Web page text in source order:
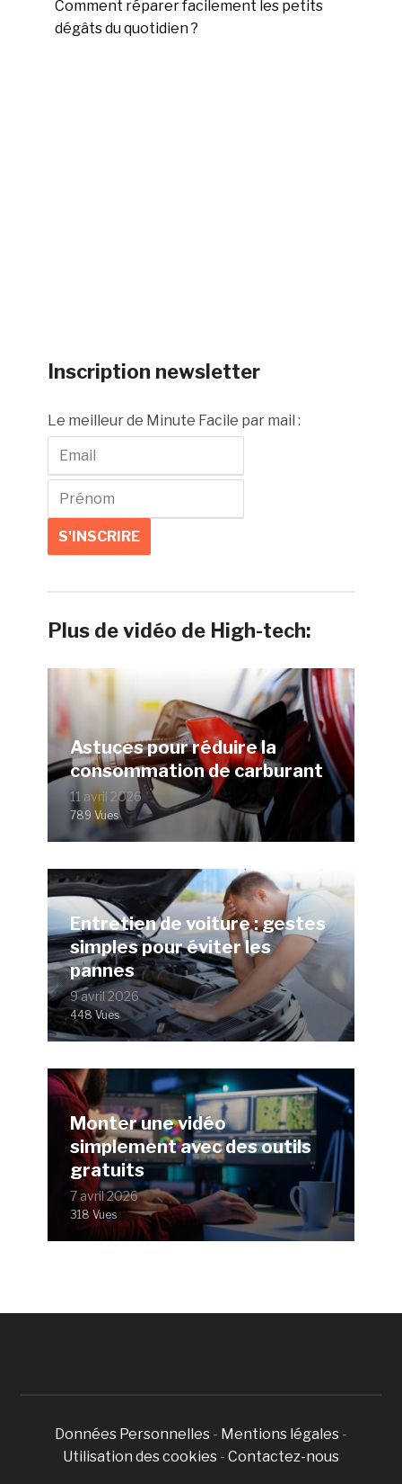
Comment réparer facilement les petits
dégâts du quotidien ?
Inscription newsletter
Le meilleur de Minute Facile par mail :
Plus de vidéo de High-tech:
Astuces pour réduire la
consommation de carburant
11 avril 2026
789 Vues
Entretien de voiture : gestes
simples pour éviter les
pannes
9 avril 2026
448 Vues
Monter une vidéo
simplement avec des outils
gratuits
7 avril 2026
318 Vues
Données Personnelles - Mentions légales -
Utilisation des cookies - Contactez-nous